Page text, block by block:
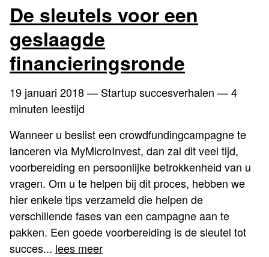
De sleutels voor een
geslaagde
financieringsronde
19 januari 2018— Startup succesverhalen — 4
minuten leestijd
Wanneer u beslist een crowdfundingcampagne te
lanceren via MyMicroInvest, dan zal dit veel tijd,
voorbereiding en persoonlijke betrokkenheid van u
vragen. Om u te helpen bij dit proces, hebben we
hier enkele tips verzameld die helpen de
verschillende fases van een campagne aan te
pakken. Een goede voorbereiding is de sleutel tot
succes... lees meer